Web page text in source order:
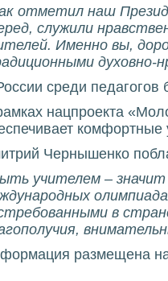
отметил наш
служили
Именно вы,
духовно-
среди педагогов
нацпроекта
комфортные
Чернышенко
учителем–
в
размещена